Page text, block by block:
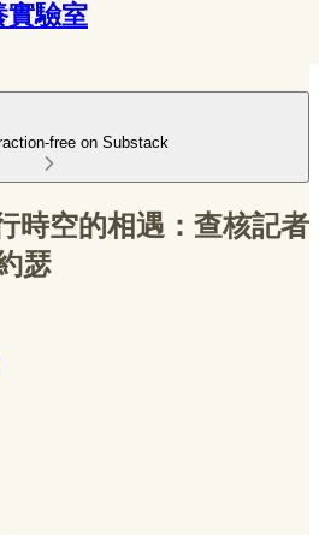
驗室
free on Substack
時空的相遇：查核記者
瑟